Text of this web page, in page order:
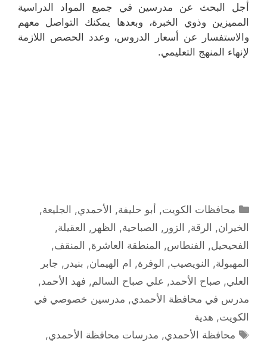
أجل البحث عن مدرسين في جميع المواد الدراسية
المميزين وذوي الخبرة، وبعدها يمكنك التواصل معهم
والاستفسار عن أسعار الدروس، وعدد الحصص اللازمة
لإنهاء المنهج التعليمي.
التصنيفات
محافظات الكويت, أبو حليفة, الأحمدي, الجليعة,
الخيران, الرقة, الزور , الصباحية, الظهر , العقيلة,
الفحيحيل, الفنطاس, المنطقة العاشرة, المنقف,
المهبولة, النويصيب, الوفرة, ام الهيمان, بنيدر , جابر
العلي, صباح الأحمد, علي صباح السالم, فهد الأحمد,
مدرس في محافظة الأحمدي, مدرسين خصوصي في
الكويت, هدية
الوسوم
محافظة الأحمدي, مدرسات محافظة الأحمدي,